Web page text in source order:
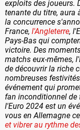
exploits des joueurs.
tenante du titre, aura
la concurrence
France, l'Angleterre,
Pays-Bas qui
victoire. Des
matchs eux-mêmes,
de découvrir la riche
nombreuses
événement qui
fan inconditionnel de
l'Euro 2024 est un
vous en Allemagne
et vibrer au rythme